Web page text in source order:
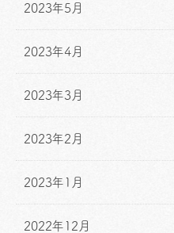
2023年5月
2023年4月
2023年3月
2023年2月
2023年1月
2022年12月